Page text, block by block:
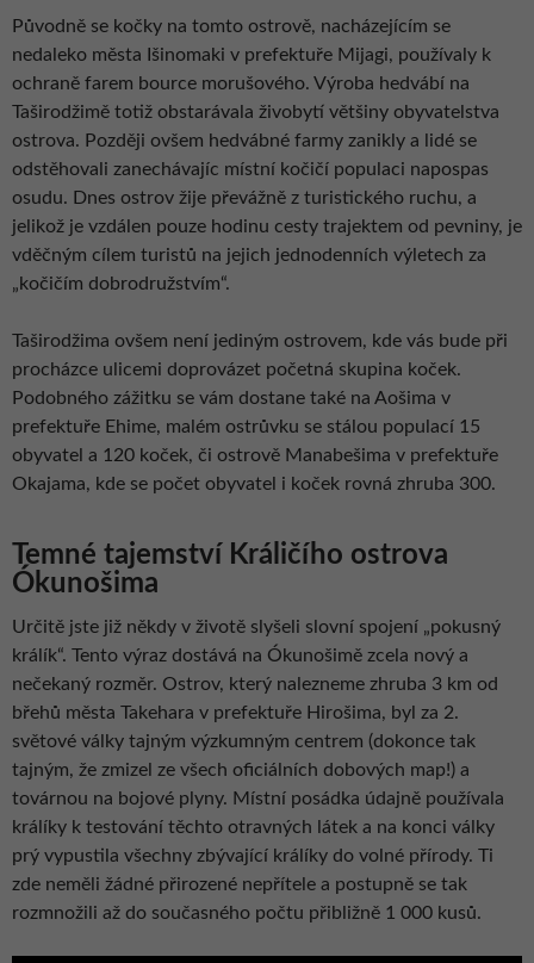
Původně se kočky na tomto ostrově, nacházejícím se
nedaleko města Išinomaki v prefektuře Mijagi, používaly k
ochraně farem bource morušového. Výroba hedvábí na
Taširodžimě totiž obstarávala živobytí většiny obyvatelstva
ostrova. Později ovšem hedvábné farmy zanikly a lidé se
odstěhovali zanechávajíc místní kočičí populaci napospas
osudu. Dnes ostrov žije převážně z turistického ruchu, a
jelikož je vzdálen pouze hodinu cesty trajektem od pevniny, je
vděčným cílem turistů na jejich jednodenních výletech za
„kočičím dobrodružstvím“.
Taširodžima ovšem není jediným ostrovem, kde vás bude při
procházce ulicemi doprovázet početná skupina koček.
Podobného zážitku se vám dostane také na Aošima v
prefektuře Ehime, malém ostrůvku se stálou populací 15
obyvatel a 120 koček, či ostrově Manabešima v prefektuře
Okajama, kde se počet obyvatel i koček rovná zhruba 300.
Temné tajemství Králičího ostrova
Ókunošima
Určitě jste již někdy v životě slyšeli slovní spojení „pokusný
králík“. Tento výraz dostává na Ókunošimě zcela nový a
nečekaný rozměr. Ostrov, který nalezneme zhruba 3 km od
břehů města Takehara v prefektuře Hirošima, byl za 2.
světové války tajným výzkumným centrem (dokonce tak
tajným, že zmizel ze všech oficiálních dobových map!) a
továrnou na bojové plyny. Místní posádka údajně používala
králíky k testování těchto otravných látek a na konci války
prý vypustila všechny zbývající králíky do volné přírody. Ti
zde neměli žádné přirozené nepřítele a postupně se tak
rozmnožili až do současného počtu přibližně 1 000 kusů.